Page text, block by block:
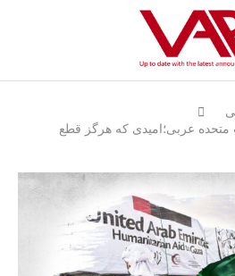
عربی؛امیدی که هرگز قطع